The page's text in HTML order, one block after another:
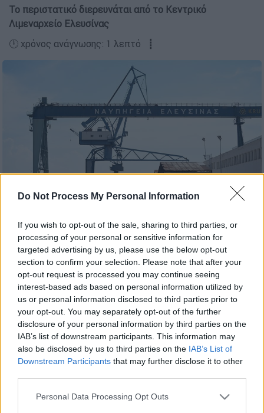
Do Not Process My Personal Information
If you wish to opt-out of the sale, sharing to third parties, or
processing of your personal or sensitive information for
targeted advertising by us, please use the below opt-out
section to confirm your selection. Please note that after your
opt-out request is processed you may continue seeing
interest-based ads based on personal information utilized by
us or personal information disclosed to third parties prior to
your opt-out. You may separately opt-out of the further
disclosure of your personal information by third parties on the
IAB’s list of downstream participants. This information may
also be disclosed by us to third parties on the IAB’s List of
Downstream Participants that may further disclose it to other
Please note that this website/app uses one or more Google
Personal Data Processing Opt Outs
Το περιστατικό διερευνάται από το Κεντρικό
Λιμεναρχείο Ελευσίνας
🕛 χρόνος ανάγνωσης: 1 λεπτό ┋
Ναυπηγεία Ελευσίνας/ Eurokinissi
Προσθέστε το ΕΘΝΟΣ στη Google
Σοβαρό ατύχημα σημειώθηκε χθεςστο
αγκυροβόλιο τηςΕλευσίνας,όταν 29χρονος
αλλοδαπός ναυτικός, τουρκικής
υπηκοότητας, τραυματίστηκε στο πρόσωπο
κατά τη διάρκεια εργασιών αγκυροβολίας σε
δεξαμενόπλοιο με σημαία Παναμά.
ΔΙΑΒΑΣΤΕ ΕΠΙΣΗΣ